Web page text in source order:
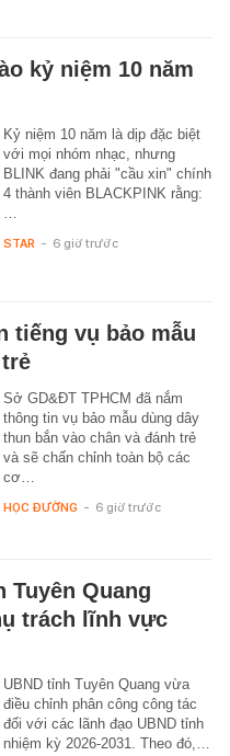
kỷ niệm 10 năm
Kỷ niệm 10 năm là dịp đặc biệt
với mọi nhóm nhạc, nhưng
BLINK đang phải "cầu xin" chính
4 thành viên BLACKPINK rằng:
STAR - 6 giờ trước
tiếng vụ bảo mẫu
Sở GD&ĐT TPHCM đã nắm
thông tin vụ bảo mẫu dùng dây
thun bắn vào chân và đánh trẻ
và sẽ chấn chỉnh toàn bộ các
cơ…
HỌC ĐƯỜNG - 6 giờ trước
Tuyên Quang
trách lĩnh vực
UBND tỉnh Tuyên Quang vừa
điều chỉnh phân công công tác
đối với các lãnh đạo UBND tỉnh
nhiệm kỳ 2026-2031. Theo đó,…